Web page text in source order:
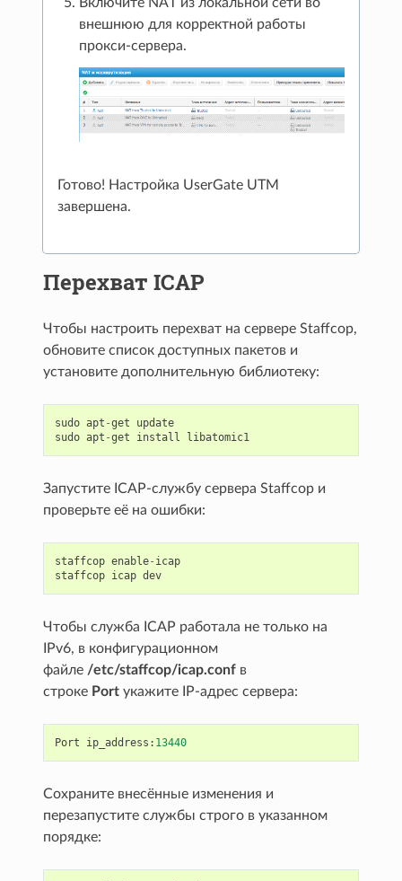
Включите NAT из локальной сети во
внешнюю для корректной работы
прокси-сервера.
Готово! Настройка UserGate UTM
завершена.
Перехват ICAP
Чтобы настроить перехват на сервере Staffcop,
обновите список доступных пакетов и
установите дополнительную библиотеку:
sudo apt -get
update
sudo apt -get install libatomic1
Запустите ICAP-службу сервера Staffcop и
проверьте её на ошибки:
staffcop enable- icap
staffcop icap dev
Чтобы служба ICAP работала не только на
IPv6, в конфигурационном
файле /etc/staffcop/icap.conf в
строке Port укажите IP-адрес сервера:
Port ip_address : 13440
Сохраните внесённые изменения и
перезапустите службы строго в указанном
порядке: